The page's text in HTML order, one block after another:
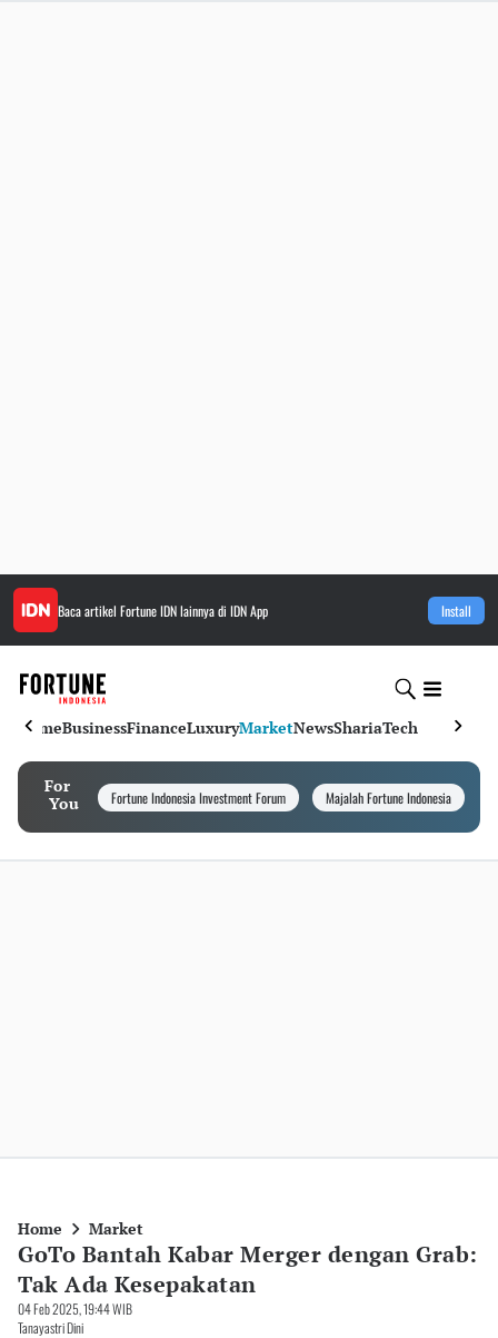
Baca artikel Fortune IDNlainnya di IDN App Install
HomeBusinessFinanceLuxuryMarketNewsShariaTech
For
You
Fortune Indonesia Investment Forum Majalah Fortune Indonesia
Home Market
GoTo Bantah Kabar Merger dengan Grab:
Tak Ada Kesepakatan
04 Feb 2025, 19:44 WIB
Tanayastri Dini